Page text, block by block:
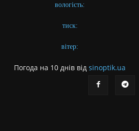
вологість:
тиск:
вітер:
Погода на 10 днів від sinoptik.ua